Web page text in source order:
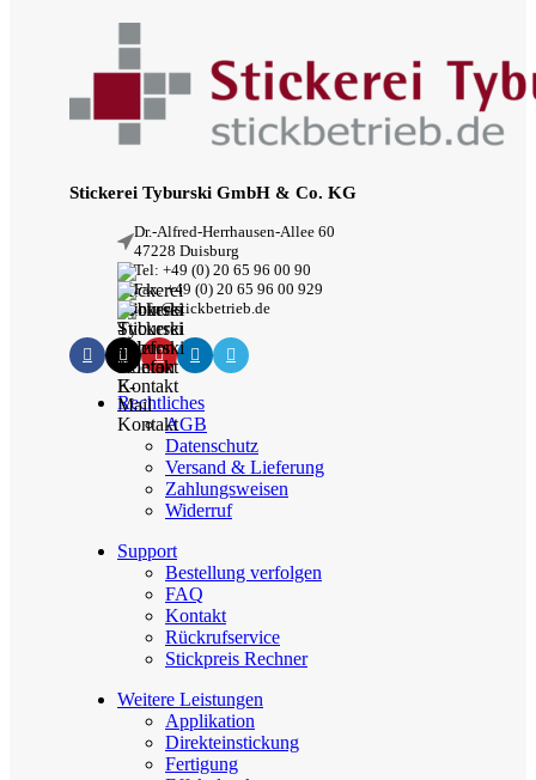
Stickerei Tyburski GmbH & Co. KG
Dr.-Alfred-Herrhausen-Allee 60
47228 Duisburg
Tel: +49 (0) 20 65 96 00 90
Fax: +49 (0) 20 65 96 00 929
info@stickbetrieb.de
Rechtliches
AGB
Datenschutz
Versand & Lieferung
Zahlungsweisen
Widerruf
Support
Bestellung verfolgen
FAQ
Kontakt
Rückrufservice
Stickpreis Rechner
Weitere Leistungen
Applikation
Direkteinstickung
Fertigung